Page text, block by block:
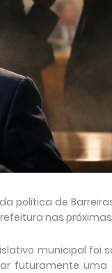
política de
nas
municipal foi
futuramente uma